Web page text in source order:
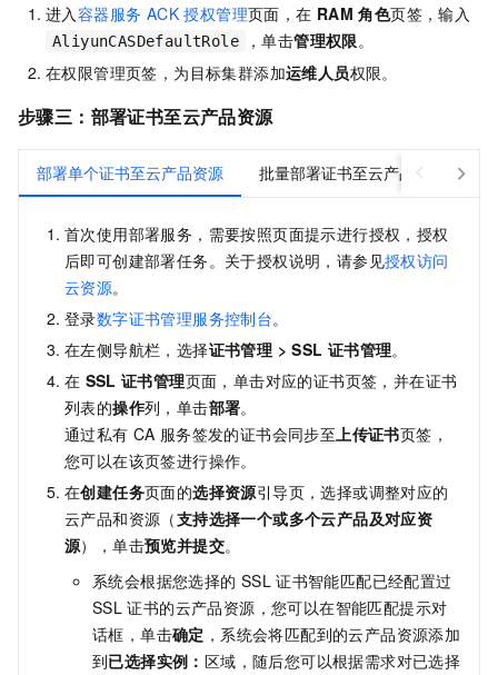
进入 容器服务 ACK 授权管理页面，在 RAM 角色页签，输入
AliyunCASDefaultRole ，单击管理权限 。
在权限管理页签，为目标集群添加运维人员权限。
步骤三：部署证书至云产品资源
部署单个证书至云产品资源 批量部署证书至云产品资源
首次使用部署服务，需要按照页面提示进行授权，授权
后即可创建部署任务。关于授权说明，请参见授权访问
云资源。
登录数字证书管理服务控制台。
在左侧导航栏，选择证书管理 >SSL 证书管理。
在 SSL 证书管理页面，单击对应的证书页签，并在证书
列表的操作列，单击部署。
通过私有 CA 服务签发的证书会同步至上传证书页签，
您可以在该页签进行操作。
在创建任务页面的选择资源引导页，选择或调整对应的
云产品和资源（支持选择一个或多个云产品及对应资
源），单击预览并提交。
系统会根据您选择的 SSL 证书智能匹配已经配置过
SSL 证书的云产品资源，您可以在智能匹配提示对
话框，单击确定 ，系统会将匹配到的云产品资源添加
到已选择实例： 区域，随后您可以根据需求对已选择